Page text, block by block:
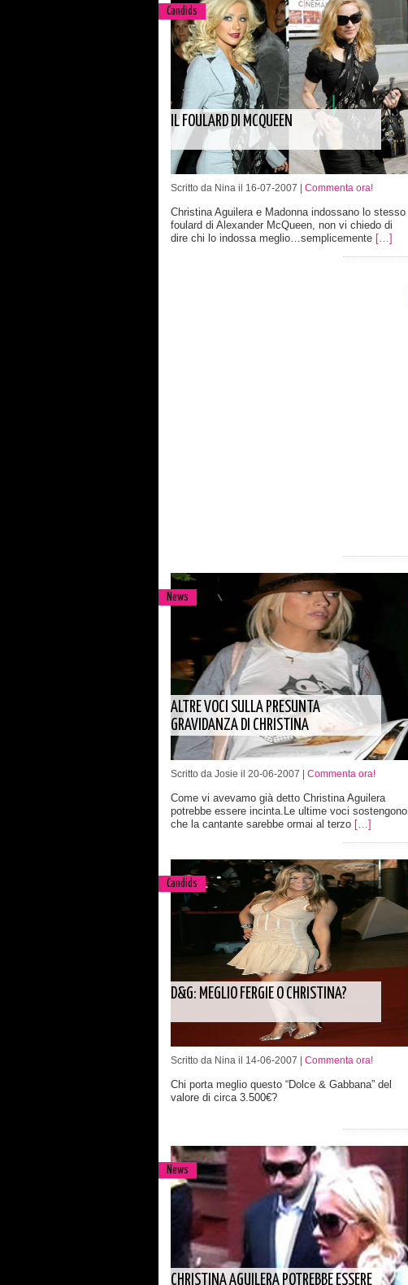
Candids
IL FOULARD DI MCQUEEN
Scritto da Nina il 16-07-2007 | Commenta ora!
Christina Aguilera e Madonna indossano lo stesso
foulard di Alexander McQueen, non vi chiedo di
dire chi lo indossa meglio…semplicemente […]
News
ALTRE VOCI SULLA PRESUNTA
GRAVIDANZA DI CHRISTINA
Scritto da Josie il 20-06-2007 | Commenta ora!
Come vi avevamo già detto Christina Aguilera
potrebbe essere incinta.Le ultime voci sostengono
che la cantante sarebbe ormai al terzo […]
Candids
D&G: MEGLIO FERGIE O CHRISTINA?
Scritto da Nina il 14-06-2007 | Commenta ora!
Chi porta meglio questo “Dolce & Gabbana” del
valore di circa 3.500€?
News
CHRISTINA AGUILERA POTREBBE ESSERE